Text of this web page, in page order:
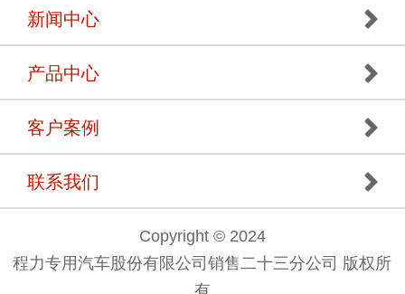
新闻中心
产品中心
客户案例
联系我们
Copyright © 2024
程力专用汽车股份有限公司销售二十三分公司 版权所